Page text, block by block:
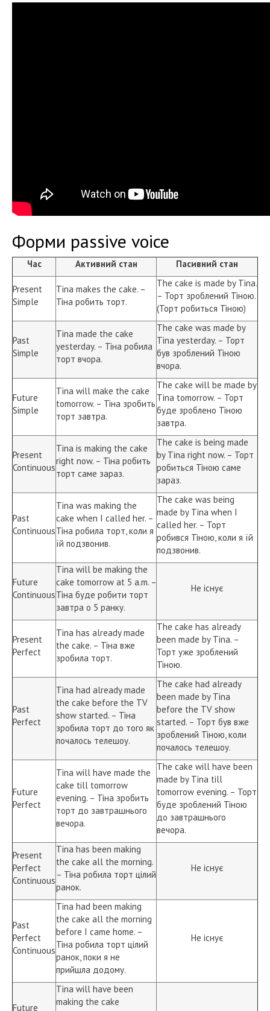
Форми passive voice
Час Активний стан Пасивний стан
Present
Simple
Tina makes the cake. –
Тіна робить торт.
The cake is made by Tina.
– Торт зроблений Тіною.
(Торт робиться Тіною)
Past
Simple
Tina made the cake
yesterday. – Тіна робила
торт вчора.
The cake was made by
Tina yesterday. – Торт
був зроблений Тіною
вчора.
Future
Simple
Tina will make the cake
tomorrow. – Тіна зробить
торт завтра.
The cake will be made by
Tina tomorrow. – Торт
буде зроблено Тіною
завтра.
Present
Continuous
Tina is making the cake
right now. – Тіна робить
торт саме зараз.
The cake is being made
by Tina right now. – Торт
робиться Тіною саме
зараз.
Past
Continuous
Tina was making the
cake when I called her. –
Тіна робила торт, коли я
їй подзвонив.
The cake was being
made by Tina when I
called her. – Торт
робився Тіною, коли я їй
подзвонив.
Future
Continuous
Tina will be making the
cake tomorrow at 5 a.m. –
Тіна буде робити торт
завтра о 5 ранку.
Не існує
Present
Perfect
Tina has already made
the cake. – Тіна вже
зробила торт.
The cake has already
been made by Tina. –
Торт уже зроблений
Тіною.
Past
Perfect
Tina had already made
the cake before the TV
show started. – Тіна
зробила торт до того як
почалось телешоу.
The cake had already
been made by Tina
before the TV show
started. – Торт був вже
зроблений Тіною, коли
почалось телешоу.
Future
Perfect
Tina will have made the
cake till tomorrow
evening. – Тіна зробить
торт до завтрашнього
вечора.
The cake will have been
made by Tina till
tomorrow evening. – Торт
буде зроблений Тіною
до завтрашнього
вечора.
Present
Perfect
Continuous
Tina has been making
the cake all the morning.
– Тіна робила торт цілий
ранок.
Не існує
Past
Perfect
Continuous
Tina had been making
the cake all the morning
before I came home. –
Тіна робила торт цілий
ранок, поки я не
прийшла додому.
Не існує
Future
Tina will have been
making the cake